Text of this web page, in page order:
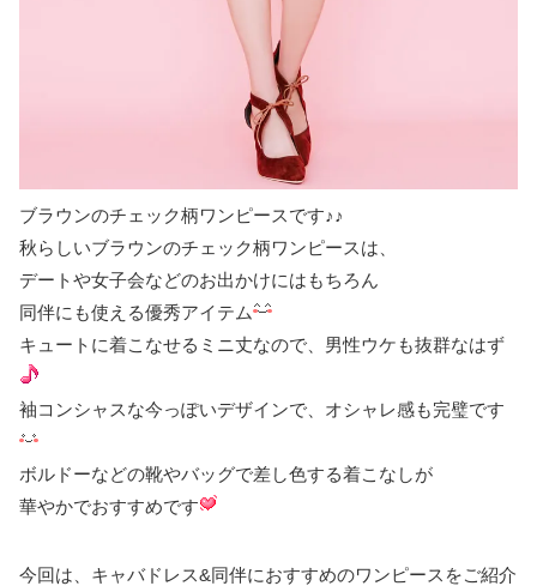
ブラウンのチェック柄ワンピースです♪♪
秋らしいブラウンのチェック柄ワンピースは、
デートや女子会などのお出かけにはもちろん
同伴にも使える優秀アイテム
キュートに着こなせるミニ丈なので、男性ウケも抜群なはず
袖コンシャスな今っぽいデザインで、オシャレ感も完璧です
ボルドーなどの靴やバッグで差し色する着こなしが
華やかでおすすめです
今回は、キャバドレス&同伴におすすめのワンピースをご紹介